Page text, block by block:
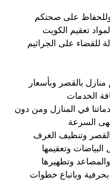
وللحفاظ على صحتكم
تعقيم الكويت
للقضاء على الجراثيم
بالقصر وبأسعار
الخدمات
في المنازل ومن دون
السرعة
القصر وتنظيف الغرف
وتعقيمها
وتطهيرها
وباتباع خطوات